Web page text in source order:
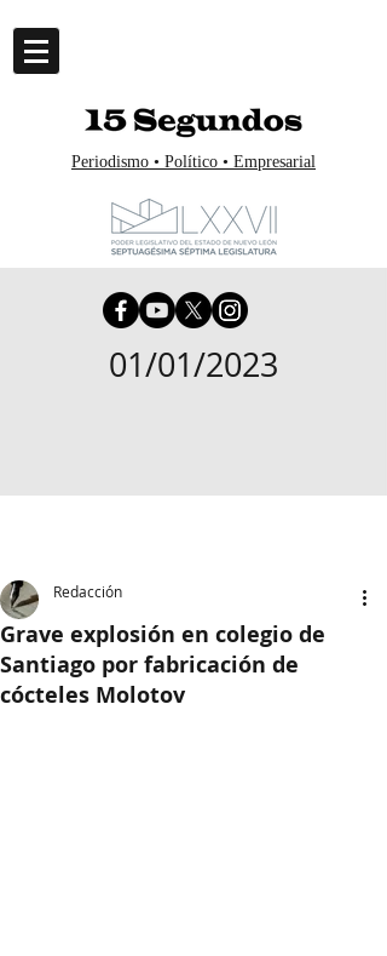
Periodismo • Político • Empresarial
01/01/2023
Grave explosión en colegio de
Santiago por fabricación de
cócteles Molotov
Redacción